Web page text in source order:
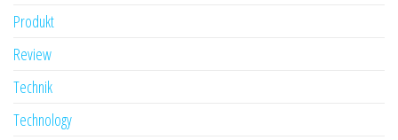
Produkt
Review
Technik
Technology